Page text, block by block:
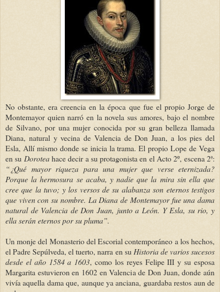
No obstante, era creencia en la época que fue el propio Jorge de
Montemayor quien narró en la novela sus amores, bajo el nombre
de Silvano, por una mujer conocida por su gran belleza llamada
Diana, natural y vecina de Valencia de Don Juan, a los pies del
Esla, Allí mismo donde se inicia la trama. El propio Lope de Vega
en su Doroteahace decir a su protagonista en el Acto 2º, escena 2ª:
“¿Qué mayor riqueza para una mujer que verse eternizada?
Porque la hermosura se acaba, y nadie que la mira sin ella que
cree que la tuvo; y los versos de su alabanza son eternos testigos
que viven con su nombre. La Diana de Montemayor fue una dama
natural de Valencia de Don Juan, junto a León. Y Esla, su rio, y
ella serán eternos por su pluma”.
Un monje del Monasterio del Escorial contemporáneo a los hechos,
el Padre Sepúlveda, el tuerto, narra en su Historia de varios sucesos
desde el año 1584 a 1603, como los reyes Felipe III y su esposa
Margarita estuvieron en 1602 en Valencia de Don Juan, donde aún
vivía aquella dama que, aunque ya anciana, guardaba restos aun de